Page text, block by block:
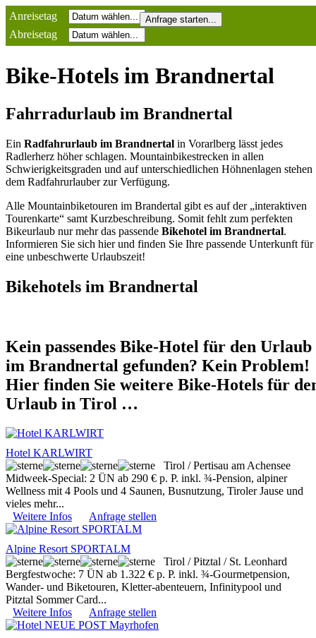
Anreisetag
Abreisetag
Bike-Hotels im Brandnertal
Fahrradurlaub im Brandnertal
Ein Radfahrurlaub im Brandnertal in Vorarlberg lässt jedes
Radlerherz höher schlagen. Mountainbikestrecken in allen
Schwierigkeitsgraden und auf unterschiedlichen Höhnenlagen stehen
dem Radfahrurlauber zur Verfügung.
Alle Mountainbiketouren im Brandertal gibt es auf der „interaktiven
Tourenkarte“ samt Kurzbeschreibung. Somit fehlt zum perfekten
Bikeurlaub nur mehr das passende Bikehotel im Brandnertal.
Informieren Sie sich hier und finden Sie Ihre passende Unterkunft für
eine unbeschwerte Urlaubszeit!
Bikehotels im Brandnertal
Kein passendes Bike-Hotel für den Urlaub
im Brandnertal gefunden? Kein Problem!
Hier finden Sie weitere Bike-Hotels für
Urlaub in Tirol …
Hotel KARLWIRT
Tirol / Pertisau am Achensee
Midweek-Special: 2 ÜN ab 290 € p. P. inkl. ¾-Pension, alpiner
Wellness mit 4 Pools und 4 Saunen, Busnutzung, Tiroler Jause und
vieles mehr...
Weitere Infos
Anfrage stellen
Alpine Resort SPORTALM
Tirol / Pitztal / St. Leonhard
Bergfestwoche: 7 ÜN ab 1.322 € p. P. inkl. ¾-Gourmetpension,
Wander- und Biketouren, Kletter-abenteuern, Infinitypool und
Pitztal Sommer Card...
Weitere Infos
Anfrage stellen